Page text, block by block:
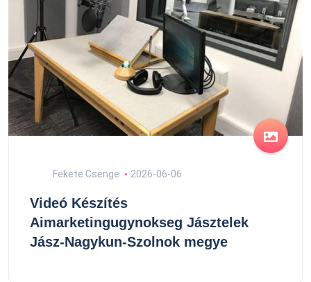
Fekete Csenge 2026-06-06
Videó Készítés
Aimarketingugynokseg Jásztelek
Jász-Nagykun-Szolnok megye